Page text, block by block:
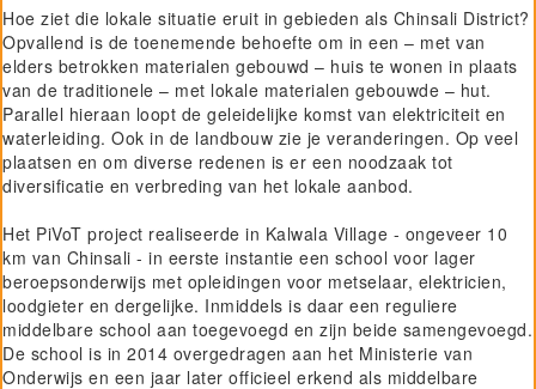
Hoe ziet die lokale situatie eruit in gebieden als Chinsali District?
Opvallend is de toenemende behoefte om in een – met van
elders betrokken materialen gebouwd – huis te wonen in plaats
van de traditionele – met lokale materialen gebouwde – hut.
Parallel hieraan loopt de geleidelijke komst van elektriciteit en
waterleiding. Ook in de landbouw zie je veranderingen. Op veel
plaatsen en om diverse redenen is er een noodzaak tot
diversificatie en verbreding van het lokale aanbod.
Het PiVoT project realiseerde in Kalwala Village - ongeveer 10
km van Chinsali - in eerste instantie een school voor lager
beroepsonderwijs met opleidingen voor metselaar, elektricien,
loodgieter en dergelijke. Inmiddels is daar een reguliere
middelbare school aan toegevoegd en zijn beide samengevoegd.
De school is in 2014 overgedragen aan het Ministerie van
Onderwijs en een jaar later officieel erkend als middelbare